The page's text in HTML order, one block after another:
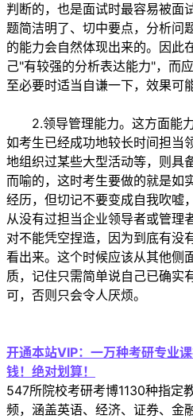
判断的，也是面试时最容易被面
题简洁明了、切中要点，分析问
的能力会自然体现出来的。因此
己"有较强的分析表达能力"，而
至必要时适当自谦一下，效果可
2.领导管理能力。这方面能力
如考生已经成功地较长时间担当
地组织过某些大型活动等，则具
而喻的，这时考生要做的就是如
经历，但切记不要变成自我吹嘘
从没有过担当企业领导者或管理
对不能凭空捏造，因为到底有没
看出来。这个时候应该从其他侧
质，记住只需简单说自己已确实
可，否则只会令人厌烦。
开通本站VIP：一万种考研专业
钱！绝对划算！
547所院校考研考博1130种指定
频，涵盖英语、经济、证券、金